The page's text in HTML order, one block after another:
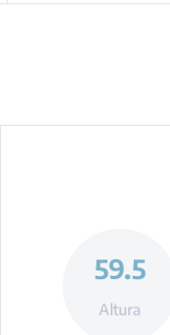
59.5
Altura